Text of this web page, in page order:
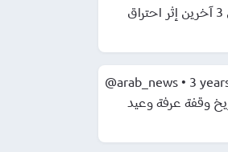
إنقاذ 14 سائحًا والبحث عن 3 آخرين إثر احتراق
@arab_news • 3
وقفة عرفة وعيد